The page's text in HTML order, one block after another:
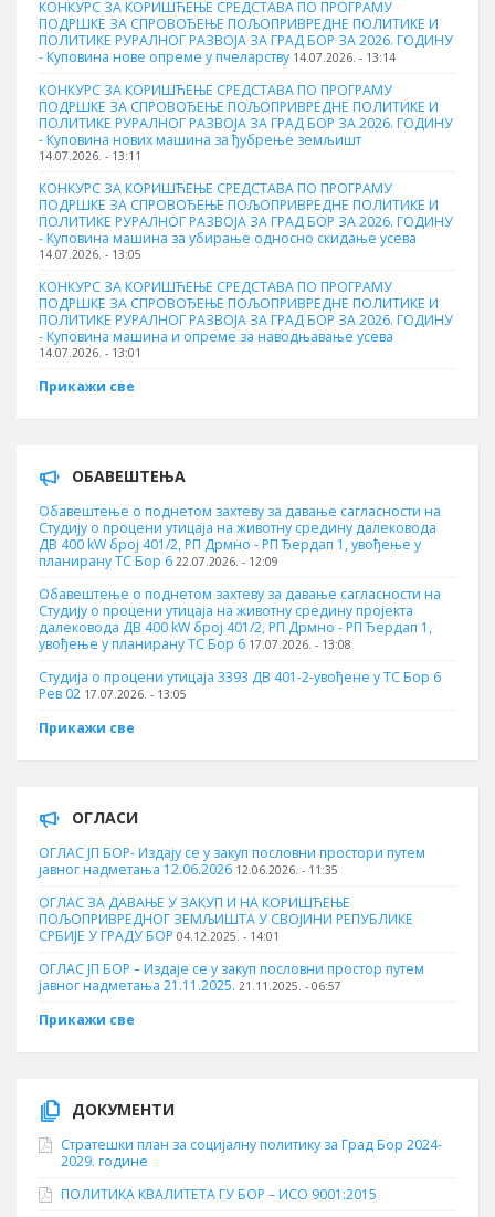
КОНКУРС ЗА КОРИШЋЕЊЕ СРЕДСТАВА ПО ПРОГРАМУ
ПОДРШКЕ ЗА СПРОВОЂЕЊЕ ПОЉОПРИВРЕДНЕ ПОЛИТИКЕ И
ПОЛИТИКЕ РУРАЛНОГ РАЗВОЈА ЗА ГРАД БОР ЗА 2026. ГОДИНУ
- Куповина нове опреме у пчеларству 14.07.2026. - 13:14
КОНКУРС ЗА КОРИШЋЕЊЕ СРЕДСТАВА ПО ПРОГРАМУ
ПОДРШКЕ ЗА СПРОВОЂЕЊЕ ПОЉОПРИВРЕДНЕ ПОЛИТИКЕ И
ПОЛИТИКЕ РУРАЛНОГ РАЗВОЈА ЗА ГРАД БОР ЗА 2026. ГОДИНУ
- Куповина нових машина за ђубрење земљишт
14.07.2026. - 13:11
КОНКУРС ЗА КОРИШЋЕЊЕ СРЕДСТАВА ПО ПРОГРАМУ
ПОДРШКЕ ЗА СПРОВОЂЕЊЕ ПОЉОПРИВРЕДНЕ ПОЛИТИКЕ И
ПОЛИТИКЕ РУРАЛНОГ РАЗВОЈА ЗА ГРАД БОР ЗА 2026. ГОДИНУ
- Куповинa машина за убирање односно скидање усева
14.07.2026. - 13:05
КОНКУРС ЗА КОРИШЋЕЊЕ СРЕДСТАВА ПО ПРОГРАМУ
ПОДРШКЕ ЗА СПРОВОЂЕЊЕ ПОЉОПРИВРЕДНЕ ПОЛИТИКЕ И
ПОЛИТИКЕ РУРАЛНОГ РАЗВОЈА ЗА ГРАД БОР ЗА 2026. ГОДИНУ
- Куповина машина и опреме за наводњавање усева
14.07.2026. - 13:01
Прикажи све
ОБАВЕШТЕЊА
Обавештење о поднетом захтеву за давање сагласности на
Студију о процени утицаја на животну средину далековода
ДВ 400 kW број 401/2, РП Дрмно - РП Ђердап 1, увођење у
планирану ТС Бор 6 22.07.2026. - 12:09
Обавештење о поднетом захтеву за давање сагласности на
Студију о процени утицаја на животну средину пројекта
далековода ДВ 400 kW број 401/2, РП Дрмно - РП Ђердап 1,
увођење у планирану ТС Бор 6 17.07.2026. - 13:08
Студија о процени утицаја 3393 ДВ 401-2-увођене у ТС Бор 6
Рев 02 17.07.2026. - 13:05
Прикажи све
ОГЛАСИ
ОГЛАС ЈП БОР- Издају се у закуп пословни простори путем
јавног надметања 12.06.2026 12.06.2026. - 11:35
ОГЛАС ЗА ДАВАЊЕ У ЗАКУП И НА КОРИШЋЕЊЕ
ПОЉОПРИВРЕДНОГ ЗЕМЉИШТА У СВОЈИНИ РЕПУБЛИКЕ
СРБИЈЕ У ГРАДУ БОР 04.12.2025. - 14:01
ОГЛАС ЈП БОР – Издаје се у закуп пословни простор путем
јавног надметања 21.11.2025. 21.11.2025. - 06:57
Прикажи све
ДОКУМЕНТИ
Стратешки план за социјалну политику за Град Бор 2024-
2029. године
ПОЛИТИКА КВАЛИТЕТА ГУ БОР – ИСО 9001:2015